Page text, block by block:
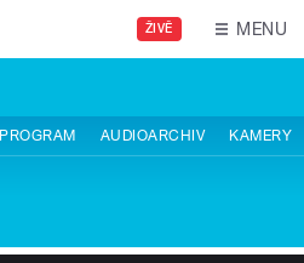
ŽIVĚ MENU
PROGRAM AUDIOARCHIV KAMERY